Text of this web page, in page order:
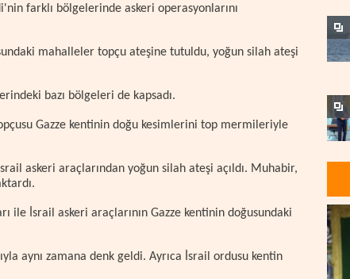
farklı bölgelerinde askeri operasyonlarını
mahalleler topçu ateşine tutuldu, yoğun silah ateşi
bazı bölgeleri de kapsadı.
Gazze kentinin doğu kesimlerini top mermileriyle
askeri araçlarından yoğun silah ateşi açıldı. Muhabir,
ile İsrail askeri araçlarının Gazze kentinin doğusundaki
aynı zamana denk geldi. Ayrıca İsrail ordusu kentin